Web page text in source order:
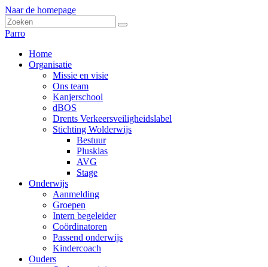
Naar de homepage
Parro
Home
Organisatie
Missie en visie
Ons team
Kanjerschool
dBOS
Drents Verkeersveiligheidslabel
Stichting Wolderwijs
Bestuur
Plusklas
AVG
Stage
Onderwijs
Aanmelding
Groepen
Intern begeleider
Coördinatoren
Passend onderwijs
Kindercoach
Ouders